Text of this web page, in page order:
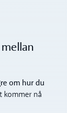
om hur du
kommer nå